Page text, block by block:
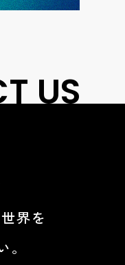
US
界を
。